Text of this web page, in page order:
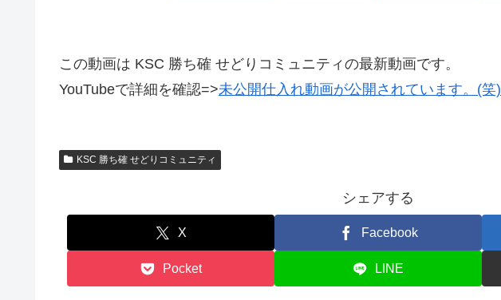
この動画は KSC 勝ち確 せどりコミュニティの最新動画です。
YouTubeで詳細を確認=>未公開仕入れ動画が公開されています。(笑)
KSC 勝ち確 せどりコミュニティ
シェアする
X Facebook
Pocket LINE